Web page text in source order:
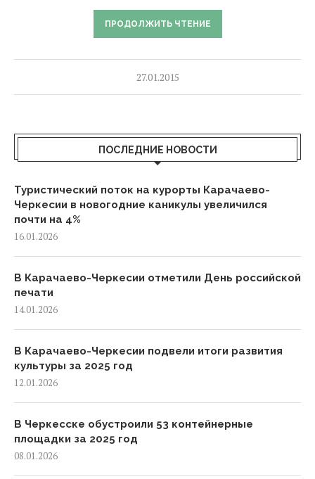
ПРОДОЛЖИТЬ ЧТЕНИЕ
27.01.2015
ПОСЛЕДНИЕ НОВОСТИ
Туристический поток на курорты Карачаево-
Черкесии в новогодние каникулы увеличился
почти на 4%
16.01.2026
В Карачаево-Черкесии отметили День российской
печати
14.01.2026
В Карачаево-Черкесии подвели итоги развития
культуры за 2025 год
12.01.2026
В Черкесске обустроили 53 контейнерные
площадки за 2025 год
08.01.2026